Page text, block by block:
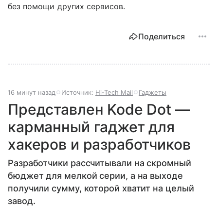
без помощи других сервисов.
Поделиться
16 минут назад Источник: Hi-Tech Mail Гаджеты
Представлен Kode Dot —
карманный гаджет для
хакеров и разработчиков
Разработчики рассчитывали на скромный
бюджет для мелкой серии, а на выходе
получили сумму, которой хватит на целый
завод.